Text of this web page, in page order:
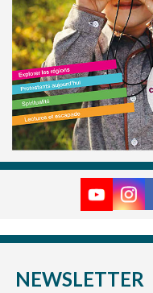
NEWSLETTER